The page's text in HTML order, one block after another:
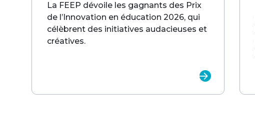
La FEEP dévoile les gagnants des Prix
de l’Innovation en éducation 2026, qui
célèbrent des initiatives audacieuses et
créatives.